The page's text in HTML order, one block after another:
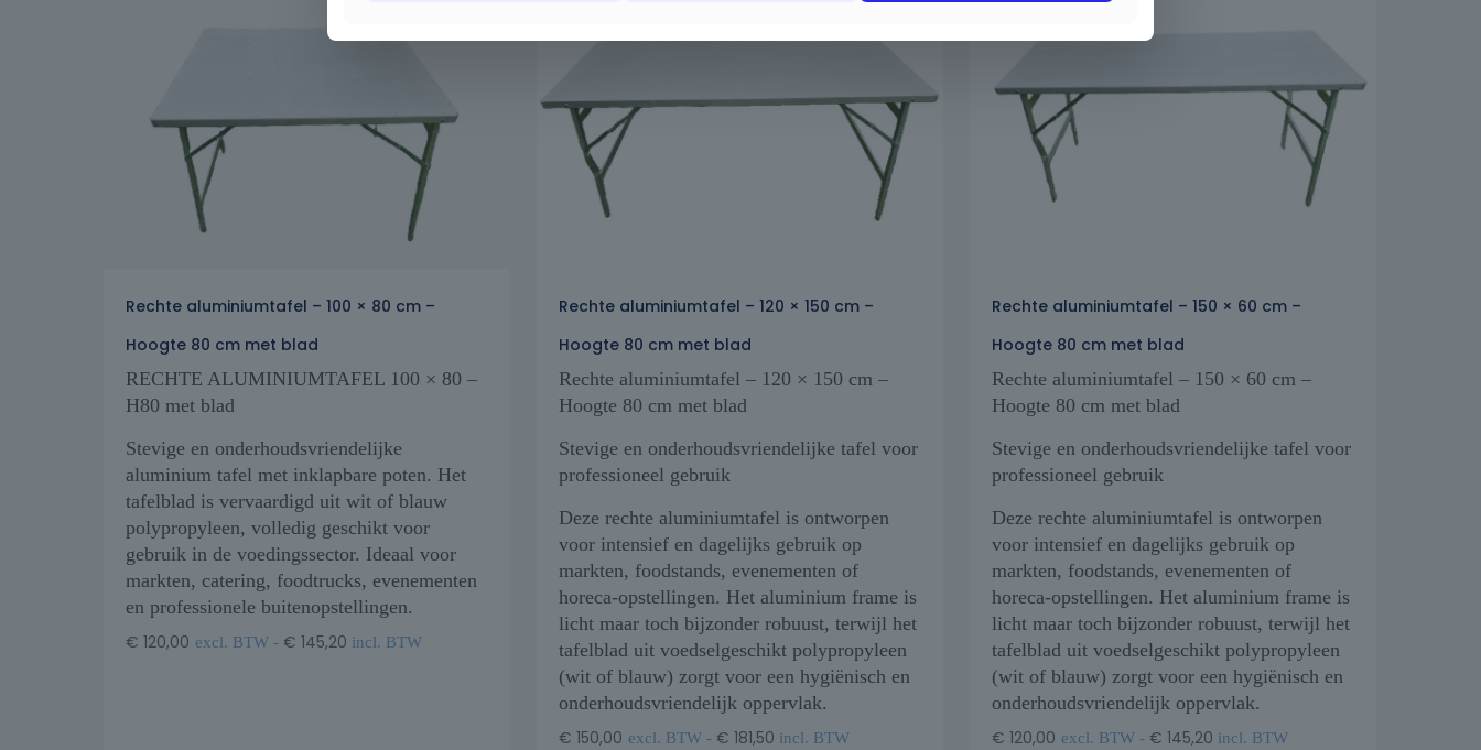
Rechte aluminiumtafel – 100 × 80 cm –
Hoogte 80 cm met blad
RECHTE ALUMINIUMTAFEL 100 × 80 –
H80 met blad
Stevige en onderhoudsvriendelijke
aluminium tafel met inklapbare poten. Het
tafelblad is vervaardigd uit wit of blauw
polypropyleen, volledig geschikt voor
gebruik in de voedingssector. Ideaal voor
markten, catering, foodtrucks, evenementen
en professionele buitenopstellingen.
€ 120,00 excl. BTW - € 145,20 incl. BTW
Rechte aluminiumtafel – 120 × 150 cm –
Hoogte 80 cm met blad
Rechte aluminiumtafel – 120 × 150 cm –
Hoogte 80 cm met blad
Stevige en onderhoudsvriendelijke tafel voor
professioneel gebruik
Deze rechte aluminiumtafel is ontworpen
voor intensief en dagelijks gebruik op
markten, foodstands, evenementen of
horeca-opstellingen. Het aluminium frame is
licht maar toch bijzonder robuust, terwijl het
tafelblad uit voedselgeschikt polypropyleen
(wit of blauw) zorgt voor een hygiënisch en
onderhoudsvriendelijk oppervlak.
€ 150,00 excl. BTW - € 181,50 incl. BTW
Rechte aluminiumtafel – 150 × 60 cm –
Hoogte 80 cm met blad
Rechte aluminiumtafel – 150 × 60 cm –
Hoogte 80 cm met blad
Stevige en onderhoudsvriendelijke tafel voor
professioneel gebruik
Deze rechte aluminiumtafel is ontworpen
voor intensief en dagelijks gebruik op
markten, foodstands, evenementen of
horeca-opstellingen. Het aluminium frame is
licht maar toch bijzonder robuust, terwijl het
tafelblad uit voedselgeschikt polypropyleen
(wit of blauw) zorgt voor een hygiënisch en
onderhoudsvriendelijk oppervlak.
€ 120,00 excl. BTW - € 145,20 incl. BTW